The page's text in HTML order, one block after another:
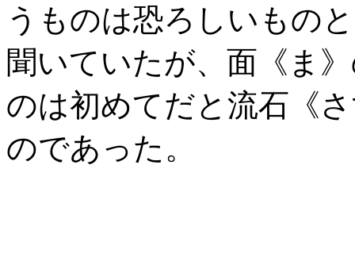
うものは恐ろしいもの
聞いていたが、面《ま
のは初めてだと流石《
のであった。